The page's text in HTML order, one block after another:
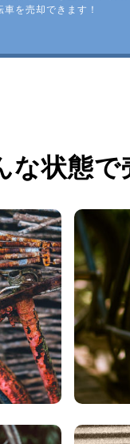
車を売却できます！
な状態で